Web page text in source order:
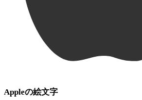
Appleの絵文字